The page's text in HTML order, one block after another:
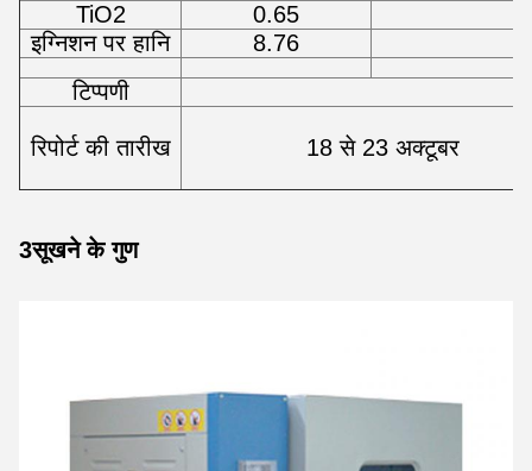
TiO2
0.65
इग्निशन पर हानि
8.76
टिप्पणी
रिपोर्ट की तारीख 18 से 23 अक्टूबर
3सूखने के गुण